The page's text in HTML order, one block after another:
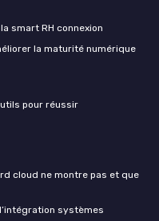
smart RH connexion
la maturité numérique
pour réussir
cloud ne montre pas et que
systèmes